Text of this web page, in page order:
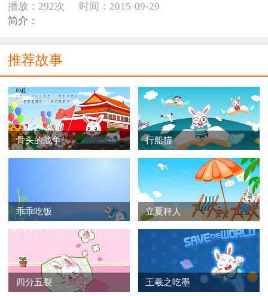
播放：292次
时间：2015-09-29
简介：
推荐故事
骨头的战争 行船猫
乖乖吃饭 立夏秤人
四分五裂 王羲之吃墨